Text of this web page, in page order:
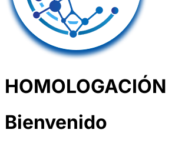
HOMOLOGACIÓN
Bienvenido